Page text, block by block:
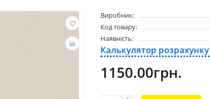
Виробник:
Код товару:
Наявність:
Калькулятор
1150.00грн.